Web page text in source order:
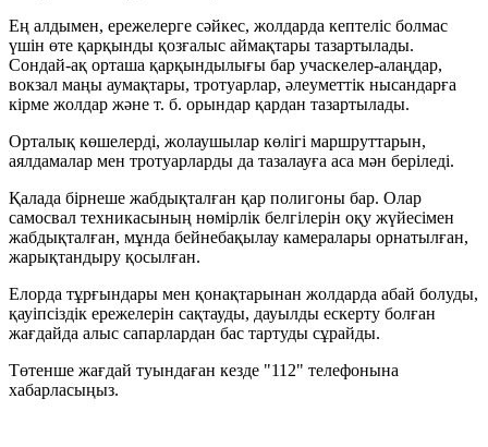
Ең алдымен, ережелерге сәйкес, жолдарда кептеліс болмас
үшін өте қарқынды қозғалыс аймақтары тазартылады.
Сондай-ақ орташа қарқындылығы бар учаскелер-алаңдар,
вокзал маңы аумақтары, тротуарлар, әлеуметтік нысандарға
кірме жолдар және т. б. орындар қардан тазартылады.
Орталық көшелерді, жолаушылар көлігі маршруттарын,
аялдамалар мен тротуарларды да тазалауға аса мән беріледі.
Қалада бірнеше жабдықталған қар полигоны бар. Олар
самосвал техникасының нөмірлік белгілерін оқу жүйесімен
жабдықталған, мұнда бейнебақылау камералары орнатылған,
жарықтандыру қосылған.
Елорда тұрғындары мен қонақтарынан жолдарда абай болуды,
қауіпсіздік ережелерін сақтауды, дауылды ескерту болған
жағдайда алыс сапарлардан бас тартуды сұрайды.
Төтенше жағдай туындаған кезде "112" телефонына
хабарласыңыз.